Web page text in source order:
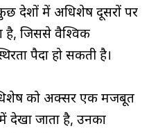
देशों में अधिशेष दूसरों पर
है, जिससे वैश्विक
पैदा हो सकती है।
को अक्सर एक मजबूत
जाता है, उनका